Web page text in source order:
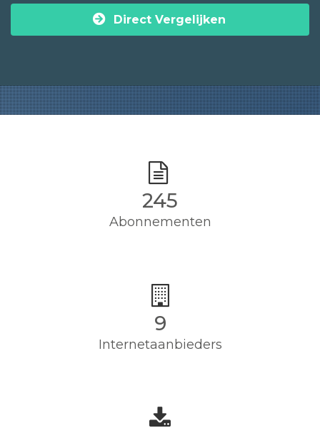
Direct Vergelijken
245
Abonnementen
9
Internetaanbieders